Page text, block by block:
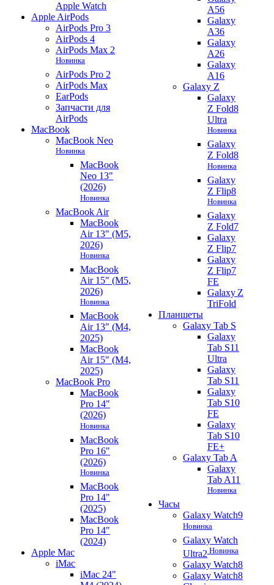
Apple Watch
Apple AirPods
AirPods Pro 3
AirPods 4
AirPods Max 2
Новинка
AirPods Pro 2
AirPods Max
EarPods
Запчасти для
AirPods
MacBook
MacBook Neo
Новинка
MacBook
Neo 13"
(2026)
Новинка
MacBook Air
MacBook
Air 13" (M5,
2026)
Новинка
MacBook
Air 15" (M5,
2026)
Новинка
MacBook
Air 13" (M4,
2025)
MacBook
Air 15" (M4,
2025)
MacBook Pro
MacBook
Pro 14"
(2026)
Новинка
MacBook
Pro 16"
(2026)
Новинка
MacBook
Pro 14"
(2025)
MacBook
Pro 14"
(2024)
Apple Mac
iMac
iMac 24"
A56
Galaxy
A36
Galaxy
A26
Galaxy
A16
Galaxy Z
Galaxy
Z Fold8
Ultra
Новинка
Galaxy
Z Fold8
Новинка
Galaxy
Z Flip8
Новинка
Galaxy
Z Fold7
Galaxy
Z Flip7
Galaxy
Z Flip7
FE
Galaxy Z
TriFold
Планшеты
Galaxy Tab S
Galaxy
Tab S11
Ultra
Galaxy
Tab S11
Galaxy
Tab S10
FE
Galaxy
Tab S10
FE+
Galaxy Tab A
Galaxy
Tab A11
Новинка
Часы
Galaxy Watch9
Новинка
Galaxy Watch
Ultra2 Новинка
Galaxy Watch8
Galaxy Watch8